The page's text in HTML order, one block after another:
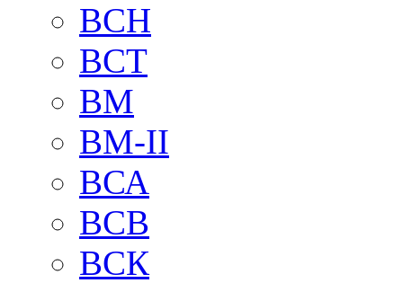
BCH
BCT
BM
BM-II
ВСА
ВСВ
ВСК